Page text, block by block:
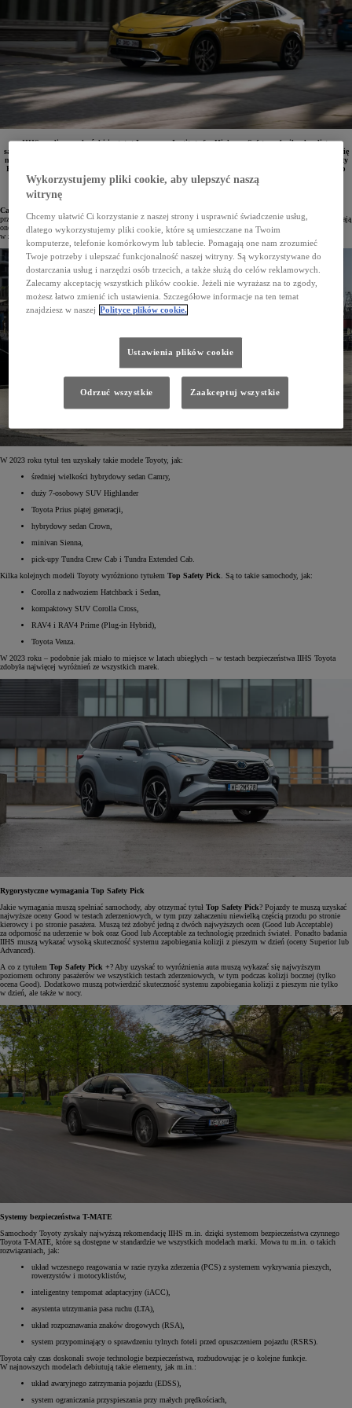
IIHS, czyli amerykański instytut Insurance Institute for Highway Safety, ogłosił pełną listę
samochodów, które uzyskały najlepsze wyniki w badaniach bezpieczeństwa w 2023 roku. Znalazło się
na niej aż 14 modeli Toyoty. Znane w Europie Prius, Camry i Highlander otrzymały tytuł Top Safety
Pick + 2023. Corolla, Corolla Cross, RAV4 i RAV4 Prime (plug-in hybrid) zdobyły wyróżnienie Top
Safety Pick 2023.
Camry, Highlander i Prius najbezpieczniejszymi samochodami Top Safety Pick +
przyznawane najbezpieczniejszym samochodom dostępnym na amerykańskim rynku. W razie kolizji zapewniają
one najlepszą ochronę pasażerów, potwierdzoną w wymagających testach zderzeniowych. Są też wyposażone
w zaawansowane systemy bezpieczeństwa czynnego, których skuteczność sprawdzają niezależne testy IIHS.
W 2023 roku tytuł ten uzyskały takie modele Toyoty, jak:
średniej wielkości hybrydowy sedan Camry,
duży 7-osobowy SUV Highlander
Toyota Prius piątej generacji,
hybrydowy sedan Crown,
minivan Sienna,
pick-upy Tundra Crew Cab i Tundra Extended Cab.
Kilka kolejnych modeli Toyoty wyróżniono tytułem Top Safety Pick . Są to takie samochody, jak:
Corolla z nadwoziem Hatchback i Sedan,
kompaktowy SUV Corolla Cross,
RAV4 i RAV4 Prime (Plug-in Hybrid),
Toyota Venza.
W 2023 roku – podobnie jak miało to miejsce w latach ubiegłych – w testach bezpieczeństwa IIHS Toyota
zdobyła najwięcej wyróżnień ze wszystkich marek.
Rygorystyczne wymagania Top Safety Pick
Jakie wymagania muszą spełniać samochody, aby otrzymać tytuł Top Safety Pick? Pojazdy te muszą uzyskać
najwyższe oceny Good w testach zderzeniowych, w tym przy zahaczeniu niewielką częścią przodu po stronie
kierowcy i po stronie pasażera. Muszą też zdobyć jedną z dwóch najwyższych ocen (Good lub Acceptable)
za odporność na uderzenie w bok oraz Good lub Acceptable za technologię przednich świateł. Ponadto badania
IIHS muszą wykazać wysoką skuteczność systemu zapobiegania kolizji z pieszym w dzień (oceny Superior lub
Advanced).
A co z tytułem Top Safety Pick +? Aby uzyskać to wyróżnienia auta muszą wykazać się najwyższym
poziomem ochrony pasażerów we wszystkich testach zderzeniowych, w tym podczas kolizji bocznej (tylko
ocena Good). Dodatkowo muszą potwierdzić skuteczność systemu zapobiegania kolizji z pieszym nie tylko
w dzień, ale także w nocy.
Systemy bezpieczeństwa T-MATE
Samochody Toyoty zyskały najwyższą rekomendację IIHS m.in. dzięki systemom bezpieczeństwa czynnego
Toyota T-MATE, które są dostępne w standardzie we wszystkich modelach marki. Mowa tu m.in. o takich
rozwiązaniach, jak:
układ wczesnego reagowania w razie ryzyka zderzenia (PCS) z systemem wykrywania pieszych,
rowerzystów i motocyklistów,
inteligentny tempomat adaptacyjny (iACC),
asystenta utrzymania pasa ruchu (LTA),
układ rozpoznawania znaków drogowych (RSA),
system przypominający o sprawdzeniu tylnych foteli przed opuszczeniem pojazdu (RSRS).
Toyota cały czas doskonali swoje technologie bezpieczeństwa, rozbudowując je o kolejne funkcje.
W najnowszych modelach debiutują takie elementy, jak m.in.:
układ awaryjnego zatrzymania pojazdu (EDSS),
system ograniczania przyspieszania przy małych prędkościach,
Wykorzystujemy pliki cookie, aby ulepszyć naszą
witrynę
Chcemy ułatwić Ci korzystanie z naszej strony i usprawnić świadczenie usług,
dlatego wykorzystujemy pliki cookie, które są umieszczane na Twoim
komputerze, telefonie komórkowym lub tablecie. Pomagają one nam zrozumieć
Twoje potrzeby i ulepszać funkcjonalność naszej witryny. Są wykorzystywane do
dostarczania usług i narzędzi osób trzecich, a także służą do celów reklamowych.
Zalecamy akceptację wszystkich plików cookie. Jeżeli nie wyrażasz na to zgody,
możesz łatwo zmienić ich ustawienia. Szczegółowe informacje na ten temat
znajdziesz w naszej Polityce plików cookie.
Ustawienia plików cookie
Odrzuć wszystkie Zaakceptuj wszystkie